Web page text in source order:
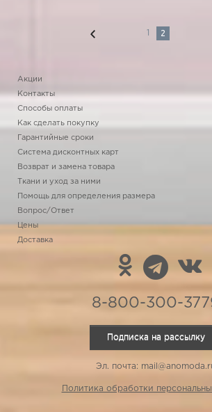
1 2
Акции
Контакты
Способы оплаты
Как сделать покупку
Гарантийные сроки
Система дисконтных карт
Возврат и замена товара
Ткани и уход за ними
Помощь для определения размера
Вопрос/Ответ
Цены
Доставка
8-800-300-
Подписка на рассылку
Эл. почта:
Политика обработки